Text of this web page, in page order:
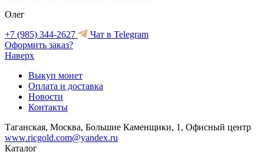
Олег
+7 (985) 344-2627
Чат в Telegram
Оформить заказ?
Наверх
Выкуп монет
Оплата и доставка
Новости
Контакты
Таганская, Москва, Большие Каменщики, 1, Офисный центр
www.ricgold.com@yandex.ru
Каталог